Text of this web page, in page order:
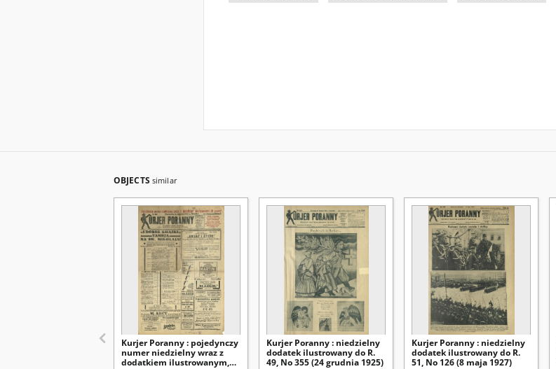
OBJECTS similar
Kurjer Poranny : pojedynczy
numer niedzielny wraz z
dodatkiem ilustrowanym,
Kurjer Poranny : niedzielny
dodatek ilustrowany do R.
49, No 355 (24 grudnia 1925)
Kurjer Poranny : niedzielny
dodatek ilustrowany do R.
51, No 126 (8 maja 1927)